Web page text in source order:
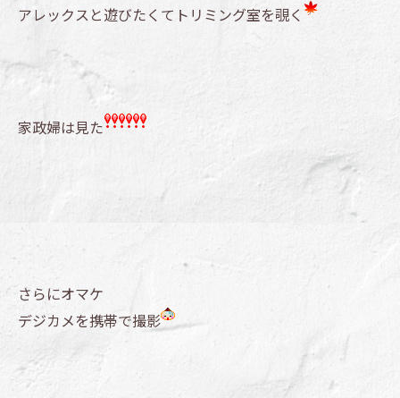
アレックスと遊びたくてトリミング室を覗く
家政婦は見た
さらにオマケ
デジカメを携帯で撮影